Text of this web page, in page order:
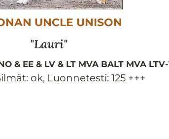
UNCLE UNISON
Lauri
& EE & LV & LT MVA BALT MVA LTV-
ok, Luonnetesti: 125 +++